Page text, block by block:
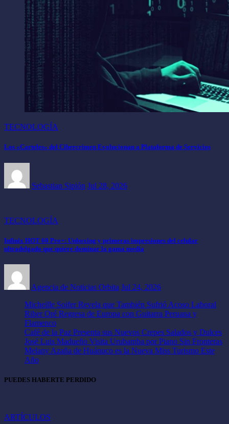
TECNOLOGÍA
Los «Carteles» del Cibercrimen Evolucionan a Plataforma de Servicios
Sebastian Sipión Jul 28, 2026
TECNOLOGÍA
Infinix HOT 60 Pro+: Unboxing y primeras impresiones del celular
ultradelgado que quiere dominar la gama media
Agencia de Noticias Orbita Jul 24, 2026
Micheille Soifer Revela que También Sufrió Acoso Laboral
Riber Oré Regresa de Europa con Guitarra Peruana y
Flamenco
Café de la Paz Presenta sus Nuevos Crepes Salados y Dulces
José Luis Madueño Visita Urubamba por Piano Sin Fronteras
Melany Azaña de Huánuco es la Nueva Miss Turismo Este
Año
PUEDES HABERTE PERDIDO
ARTÍCULOS